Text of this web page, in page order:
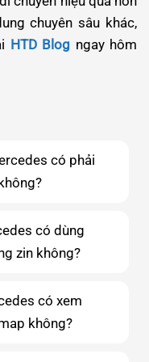
chuyên sâu khác,
HTD Blog ngay hôm
có phải
có dùng
zin không?
có xem
không?